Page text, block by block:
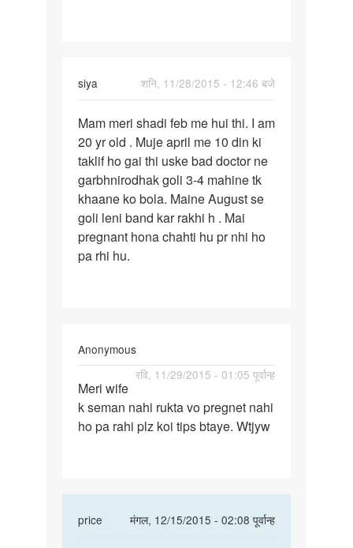
siya
शनि, 11/28/2015 - 12:46 बजे
Mam
meri
shadi
feb
me
hui
thi
Mam meri shadi feb me hui thi. I am
20 yr old . Muje april me 10 din ki
taklif ho gai thi uske bad doctor ne
garbhnirodhak goli 3-4 mahine tk
khaane ko bola. Maine August se
goli leni band kar rakhi h . Mai
pregnant hona chahti hu pr nhi ho
pa rhi hu.
Anonymous
रवि, 11/29/2015 - 01:05 पूर्वान्ह
Meri
wife
k
Meri wife
k seman nahi rukta vo pregnet nahi
ho pa rahi plz koi tips btaye. Wtjyw
price
मंगल, 12/15/2015 - 02:08 पूर्वान्ह